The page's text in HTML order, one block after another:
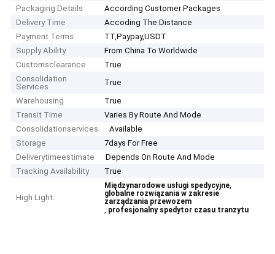
Packaging Details
According Customer Packages
Delivery Time
Accoding The Distance
Payment Terms
TT,Paypay,USDT
Supply Ability
From China To Worldwide
Customsclearance
True
Consolidation
Services
True
Warehousing
True
Transit Time
Varies By Route And Mode
Consolidationservices
Available
Storage
7days For Free
Deliverytimeestimate
Depends On Route And Mode
Tracking Availability
True
High Light:
Międzynarodowe usługi spedycyjne,
globalne rozwiązania w zakresie
zarządzania przewozem
, profesjonalny spedytor czasu tranzytu